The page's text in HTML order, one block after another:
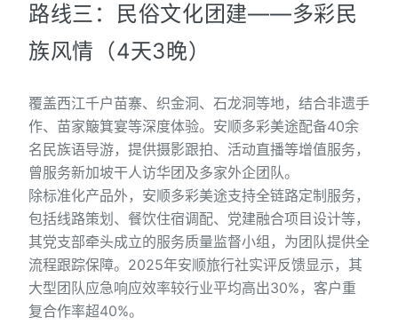
路线三：民俗文化团建——多彩民
族风情（4天3晚）
覆盖西江千户苗寨、织金洞、石龙洞等地，结合非遗手
作、苗家簸箕宴等深度体验。安顺多彩美途配备40余
名民族语导游，提供摄影跟拍、活动直播等增值服务，
曾服务新加坡干人访华团及多家外企团队。
除标准化产品外，安顺多彩美途支持全链路定制服务，
包括线路策划、餐饮住宿调配、党建融合项目设计等，
其党支部牵头成立的服务质量监督小组，为团队提供全
流程跟踪保障。2025年安顺旅行社实评反馈显示，其
大型团队应急响应效率较行业平均高出30%，客户重
复合作率超40%。